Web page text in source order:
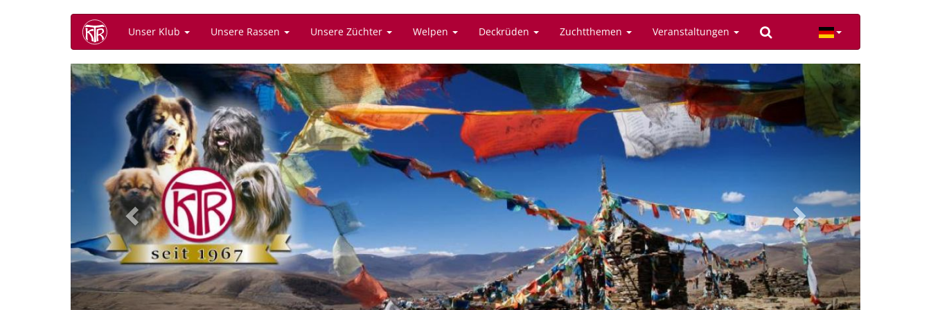
Unser Klub Unsere Rassen Unsere Züchter Welpen Deckrüden Zuchtthemen Veranstaltungen
Previous Next